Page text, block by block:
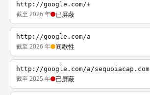
http://google.com/+
截至 2026 年 已屏蔽
http://google.com/a
截至 2026 年 间歇性
http://google.com/a/sequoiacap.com
截至 2025 年 已屏蔽